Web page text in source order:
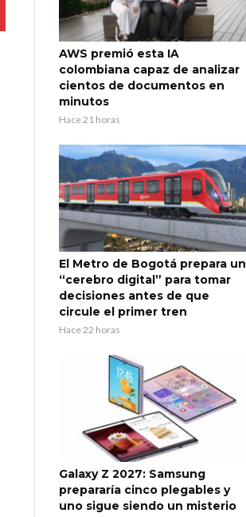
AWS premió esta IA
colombiana capaz de analizar
cientos de documentos en
minutos
Hace 21 horas
El Metro de Bogotá prepara un
“cerebro digital” para tomar
decisiones antes de que
circule el primer tren
Hace 22 horas
Galaxy Z 2027: Samsung
prepararía cinco plegables y
uno sigue siendo un misterio